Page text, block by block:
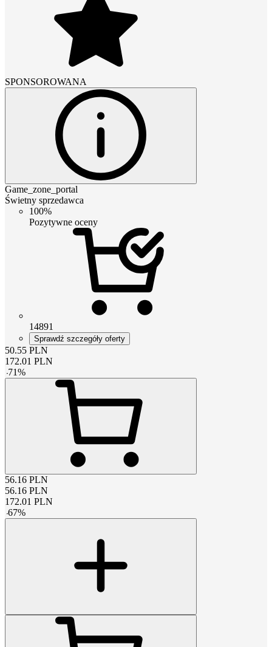
SPONSOROWANA
Game_zone_portal
Świetny sprzedawca
100%
Pozytywne oceny
14891
Sprawdź szczegóły oferty
50.55 PLN
172.01 PLN
-71%
56.16 PLN
56.16 PLN
172.01 PLN
-67%